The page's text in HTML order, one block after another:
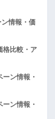
情報・価
格比較・ア
ン情報・
ン情報・